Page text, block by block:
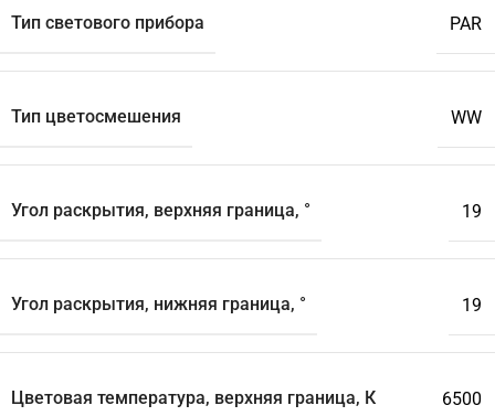
Тип светового прибора PAR
Тип цветосмешения WW
Угол раскрытия, верхняя граница, ° 19
Угол раскрытия, нижняя граница, ° 19
Цветовая температура, верхняя граница, К 6500